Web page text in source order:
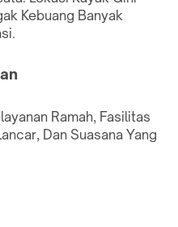
Kebuang Banyak
Ramah, Fasilitas
Dan Suasana Yang